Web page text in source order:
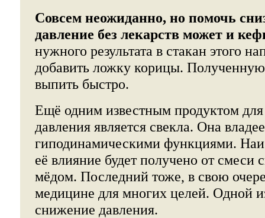
Совсем неожиданно, но помочь
давление без лекарств может и
нужного результата в стакан этого
добавить ложку корицы.
выпить быстро.
Ещё одним известным продуктом
давления является свекла. Она
гиподинамическими функциями.
её влияние будет получено от смеси
мёдом. Последний тоже, в свою
медицине для многих целей. Одной
снижение давления.